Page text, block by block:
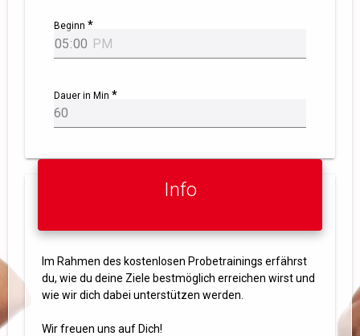
Beginn
Dauer in Min
Info
Im Rahmen des kostenlosen Probetrainings erfährst
du, wie du deine Ziele bestmöglich erreichen wirst und
wie wir dich dabei unterstützen werden.
Wir freuen uns auf Dich!